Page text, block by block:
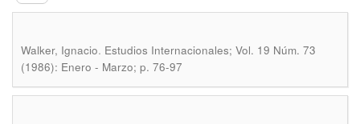
Walker, Ignacio. Estudios Internacionales; Vol. 19 Núm. 73
(1986): Enero - Marzo; p. 76-97